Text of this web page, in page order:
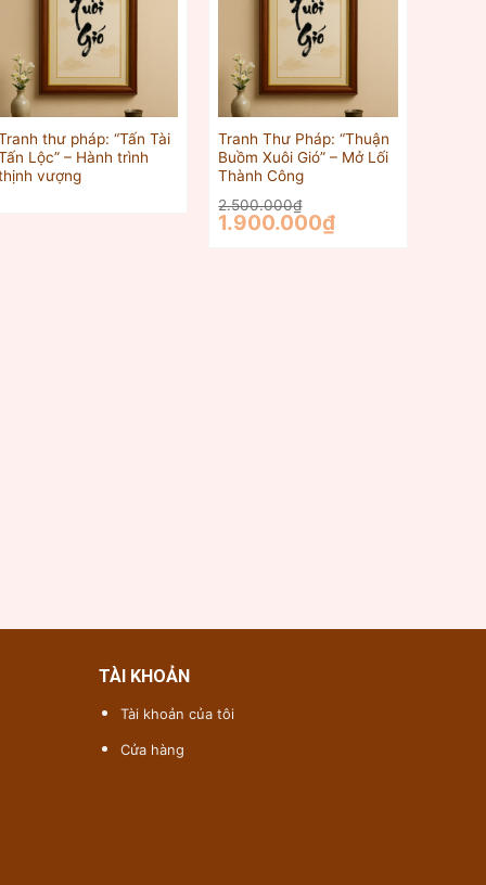
thư pháp: “Tấn Tài
Lộc” – Hành trình
vượng
Tranh Thư Pháp: “Thuận
Buồm Xuôi Gió” – Mở Lối
Thành Công
2.500.000₫
Giá
gốc
1.900.000₫Giá
TÀI KHOẢN
Tài khoản của tôi
Cửa hàng